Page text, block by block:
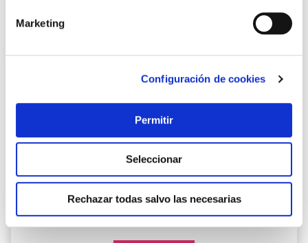
Marketing
Configuración de cookies
Permitir
Seleccionar
Rechazar todas salvo las necesarias
TOP VENTAS
Bota seguridad s3 src arpon gore-tex talla 41 robusta
Robusta
117,90 €